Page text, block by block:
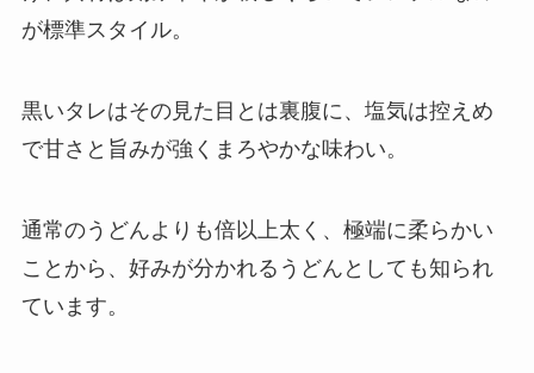
が標準スタイル。
黒いタレはその見た目とは裏腹に、塩気は控えめ
で甘さと旨みが強くまろやかな味わい。
通常のうどんよりも倍以上太く、極端に柔らかい
ことから、好みが分かれるうどんとしても知られ
ています。